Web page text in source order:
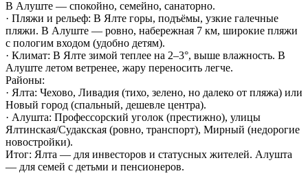
В Алуште — спокойно, семейно, санаторно.
· Пляжи и рельеф: В Ялте горы, подъёмы, узкие галечные
пляжи. В Алуште — ровно, набережная 7 км, широкие пляжи
с пологим входом (удобно детям).
· Климат: В Ялте зимой теплее на 2–3°, выше влажность. В
Алуште летом ветренее, жару переносить легче.
Районы:
· Ялта: Чехово, Ливадия (тихо, зелено, но далеко от пляжа) или
Новый город (спальный, дешевле центра).
· Алушта: Профессорский уголок (престижно), улицы
Ялтинская/Судакская (ровно, транспорт), Мирный (недорогие
новостройки).
Итог: Ялта — для инвесторов и статусных жителей. Алушта
— для семей с детьми и пенсионеров.